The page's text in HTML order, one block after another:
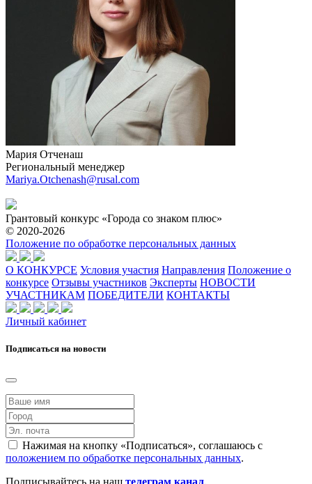
Мария Отченаш
Региональный менеджер
Mariya.Otchenash@rusal.com
Грантовый конкурс «Города со знаком плюс»
© 2020-2026
Положение по обработке персональных данных
О КОНКУРСЕ Условия участия Направления Положение о
конкурсе Отзывы участников Эксперты НОВОСТИ
УЧАСТНИКАМ ПОБЕДИТЕЛИ КОНТАКТЫ
Личный кабинет
Подписаться на новости
Нажимая на кнопку «Подписаться», соглашаюсь с
положением по обработке персональных данных.
Подписывайтесь на наш телеграм канал.